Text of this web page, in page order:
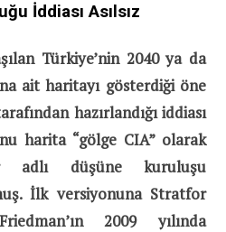
İddiası Asılsız
Türkiye’nin 2040 ya da
ait haritayı gösterdiği öne
hazırlandığı iddiası
harita “gölge CIA” olarak
adlı düşüne kuruluşu
İlk versiyonuna Stratfor
2009 yılında